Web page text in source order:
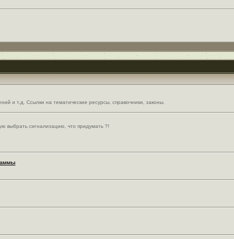
и т.д. Ссылки на тематические ресурсы, справочники, законы.
выбрать сигнализацию, что придумать ?!